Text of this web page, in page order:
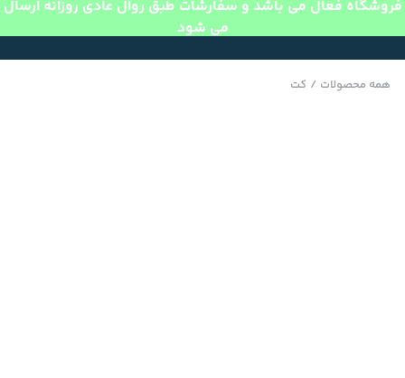
فروشگاه فعال می باشد و سفارشات طبق روال عادی روزانه ارسال
می شود
همه محصولات / کت